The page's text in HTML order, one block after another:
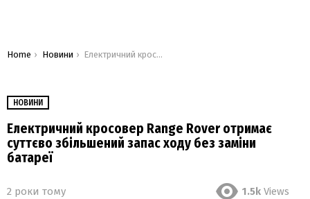
You are here:
Home Новини Електричний кросовер Range Rover отримає суттєво збільшений запас ходу без заміни батареї
НОВИНИ
Електричний кросовер Range Rover отримає
суттєво збільшений запас ходу без заміни
батареї
2 роки тому 1.5k Views